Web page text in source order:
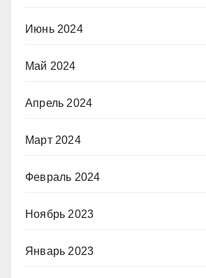
Июнь 2024
Май 2024
Апрель 2024
Март 2024
Февраль 2024
Ноябрь 2023
Январь 2023